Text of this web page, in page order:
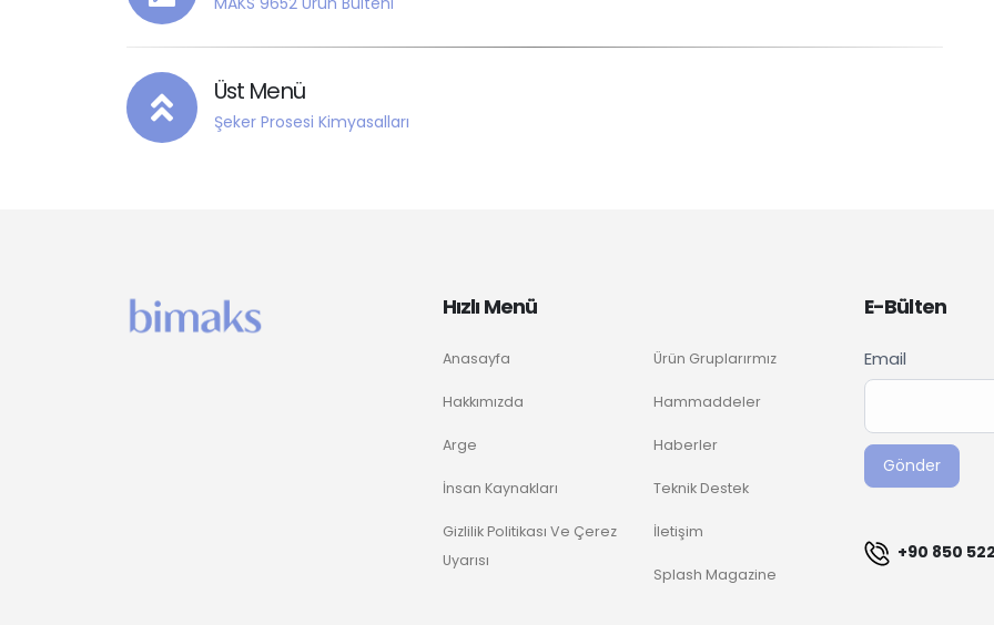
Üst Menü
Şeker Prosesi Kimyasalları
Hızlı Menü
Anasayfa
Hakkımızda
Arge
İnsan Kaynakları
Gizlilik Politikası Ve Çerez
Uyarısı
Ürün Gruplarırmız
Hammaddeler
Haberler
Teknik Destek
İletişim
Splash Magazine
E-Bülten
Newsletter
Signup
Email
Gönder
If you
are
leave
this
+90 850